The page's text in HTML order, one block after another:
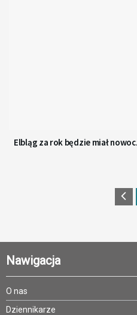
Elbląg za rok będzie miał
Nawigacja
O nas
Dziennikarze